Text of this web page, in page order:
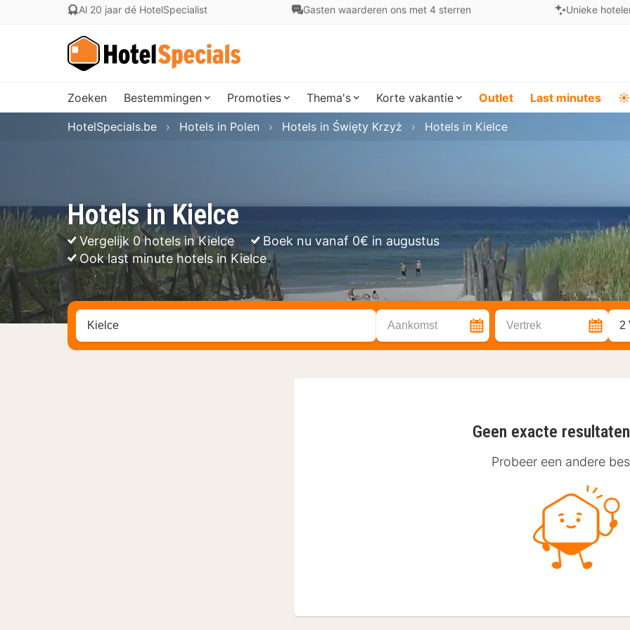
Al 20 jaar dé HotelSpecialist Gasten waarderen ons met 4 sterren Unieke
Zoeken Bestemmingen Promoties Thema's Korte vakantie Outlet Last minutes ☀️
Hotels in Kielce
Vergelijk 0 hotels in Kielce
Boek nu vanaf 0€ in augustus
Ook last minute hotels in Kielce
HotelSpecials.be Hotels in Polen Hotels in Święty Krzyż Hotels in Kielce
Zoek op hotel, regio of stad Aankomst Vertrek 2
Geen exacte
Probeer een andere